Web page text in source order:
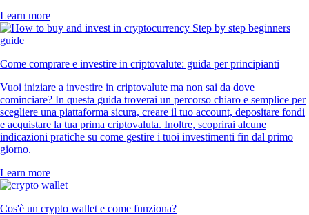
Learn more
Come comprare e investire in criptovalute: guida per principianti
Vuoi iniziare a investire in criptovalute ma non sai da dove
cominciare? In questa guida troverai un percorso chiaro e semplice per
scegliere una piattaforma sicura, creare il tuo account, depositare fondi
e acquistare la tua prima criptovaluta. Inoltre, scoprirai alcune
indicazioni pratiche su come gestire i tuoi investimenti fin dal primo
giorno.
Learn more
Cos'è un crypto wallet e come funziona?